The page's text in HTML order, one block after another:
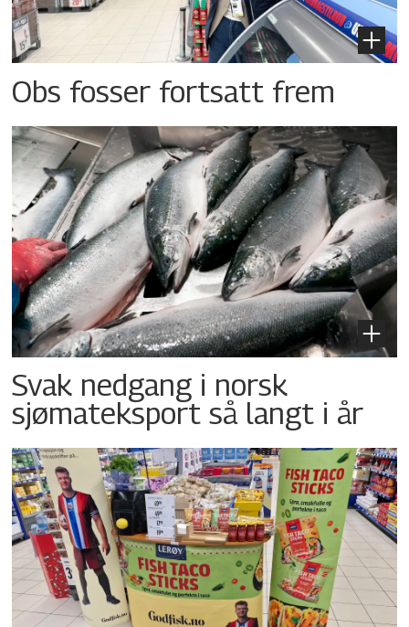
Obs fosser fortsatt frem
Svak nedgang i norsk
sjømateksport så langt i år